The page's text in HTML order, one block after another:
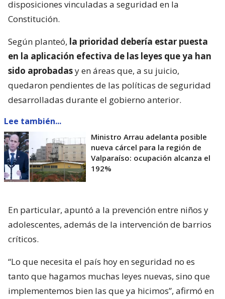
disposiciones vinculadas a seguridad en la
Constitución.
Según planteó, la prioridad debería estar puesta
en la aplicación efectiva de las leyes que ya han
sido aprobadasy en áreas que, a su juicio,
quedaron pendientes de las políticas de seguridad
desarrolladas durante el gobierno anterior.
Lee también...
Ministro Arrau adelanta posible
nueva cárcel para la región de
Valparaíso: ocupación alcanza el
192%
En particular, apuntó a la prevención entre niños y
adolescentes, además de la intervención de barrios
críticos.
“Lo que necesita el país hoy en seguridad no es
tanto que hagamos muchas leyes nuevas, sino que
implementemos bien las que ya hicimos”, afirmó en